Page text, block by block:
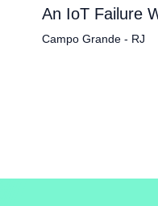
An IoT Failure
Campo Grande - RJ